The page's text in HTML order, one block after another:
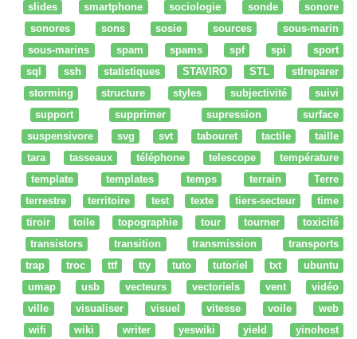
slides
smartphone sociologie sonde
sonore
sonores
sons sosie sources
sous-marin
sous-marins
spam spams spf spi
sport
sql
ssh statistiques STAVIRO STL
stlreparer
storming
structure styles subjectivité
suivi
support
supprimer supression
surface
suspensivore
svg svt tabouret tactile
taille
tara
tasseaux téléphone telescope
température
template
templates temps terrain
Terre
terrestre
territoire test texte tiers-secteur
time
tiroir
toile topographie tour tourner
toxicité
transistors
transition transmission
transports
trap
troc ttf tty tuto tutoriel txt
ubuntu
umap
usb vecteurs vectoriels vent
vidéo
ville
visualiser visuel vitesse voile
web
wifi
wiki writer yeswiki yield
yinohost